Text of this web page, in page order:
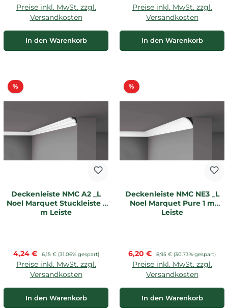
Preise inkl. MwSt. zzgl.
Versandkosten
In den Warenkorb
Preise inkl. MwSt. zzgl.
Versandkosten
In den Warenkorb
%Rabatt
Deckenleiste NMC A2 _L
Noel Marquet Stuckleiste 1
m Leiste
Verkaufspreis:
4,24 € Regulärer Preis:
6,15 € (31.06% gespart)
Preise inkl. MwSt. zzgl.
Versandkosten
In den Warenkorb
%Rabatt
Deckenleiste NMC NE3 _L
Noel Marquet Pure 1 m
Leiste
Verkaufspreis:
6,20 € Regulärer Preis:
8,95 € (30.73% gespart)
Preise inkl. MwSt. zzgl.
Versandkosten
In den Warenkorb